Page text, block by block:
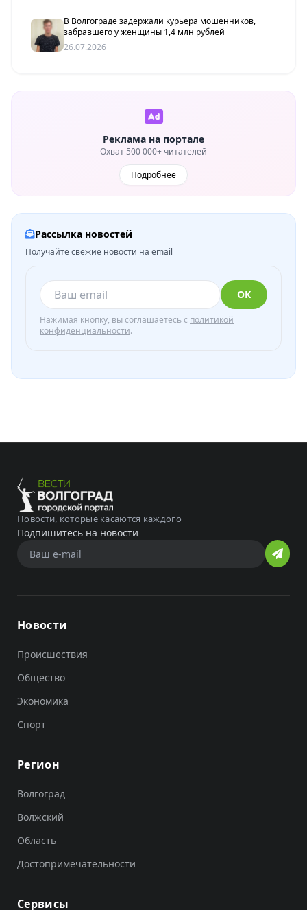
В Волгограде задержали курьера мошенников,
забравшего у женщины 1,4 млн рублей
26.07.2026
Реклама на портале
Охват 500 000+ читателей
Подробнее
Рассылка новостей
Получайте свежие новости на email
ОК
Нажимая кнопку, вы соглашаетесь с политикой
конфиденциальности.
Новости, которые касаются каждого
Подпишитесь на новости
Новости
Происшествия
Общество
Экономика
Спорт
Регион
Волгоград
Волжский
Область
Достопримечательности
Сервисы